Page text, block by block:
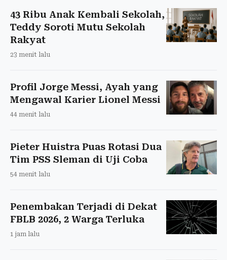
43 Ribu Anak Kembali Sekolah,
Teddy Soroti Mutu Sekolah
Rakyat
23 menit lalu
Profil Jorge Messi, Ayah yang
Mengawal Karier Lionel Messi
44 menit lalu
Pieter Huistra Puas Rotasi Dua
Tim PSS Sleman di Uji Coba
54 menit lalu
Penembakan Terjadi di Dekat
FBLB 2026, 2 Warga Terluka
1 jam lalu